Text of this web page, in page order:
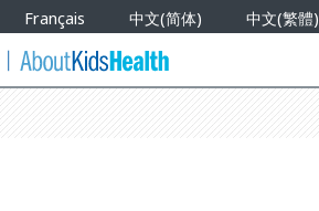
Français 中文(简体) 中文(繁體)